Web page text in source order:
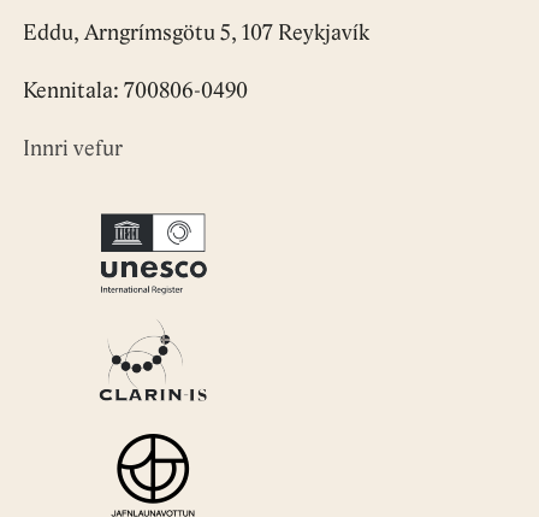
Eddu, Arngrímsgötu 5, 107 Reykjavík
Kennitala: 700806-0490
Innri vefur